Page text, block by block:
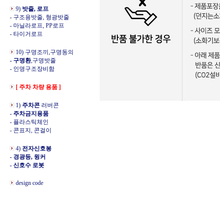
9) 밧줄, 로프
- 구조용밧줄, 형광밧줄
- 마닐라로프, PP로프
- 타이거로프
10) 구명조끼,구명동의
- 구명환,구명밧줄
- 인명구조장비함
[ 주차 차량 용품 ]
1) 주차콘 러버콘
- 주차금지용품
- 플라스틱체인
- 콘표지, 콘걸이
4) 전자신호봉
- 경광등, 윙커
- 신호수 로봇
design code